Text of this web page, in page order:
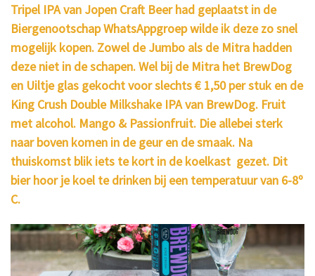
Tripel IPA van Jopen Craft Beer had geplaatst in de
Biergenootschap WhatsAppgroep wilde ik deze zo snel
mogelijk kopen. Zowel de Jumbo als de Mitra hadden
deze niet in de schapen. Wel bij de Mitra het BrewDog
en Uiltje glas gekocht voor slechts € 1,50 per stuk en de
King Crush Double Milkshake IPA van BrewDog. Fruit
met alcohol. Mango & Passionfruit. Die allebei sterk
naar boven komen in de geur en de smaak. Na
thuiskomst blik iets te kort in de koelkast gezet. Dit
bier hoor je koel te drinken bij een temperatuur van 6-8º
C.